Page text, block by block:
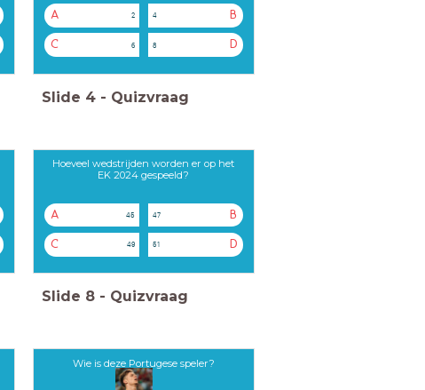
A 2 B
4
C 6 D
8
Slide 4 - Quizvraag
Hoeveel wedstrijden worden er op het
EK 2024 gespeeld?
A 45 B
47
C 49 D
51
Slide 8 - Quizvraag
Wie is deze Portugese speler?